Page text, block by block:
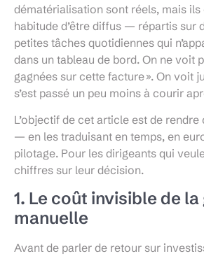
dématérialisation sont réels, mais
habitude d’être diffus — répartis sur
petites tâches quotidiennes qui
dans un tableau de bord. On ne voit
gagnées sur cette facture ». On voit
s’est passé un peu moins à courir
L’objectif de cet article est de
— en les traduisant en temps, en
pilotage. Pour les dirigeants qui
chiffres sur leur décision.
1. Le coût invisible de
manuelle
Avant de parler de retour sur